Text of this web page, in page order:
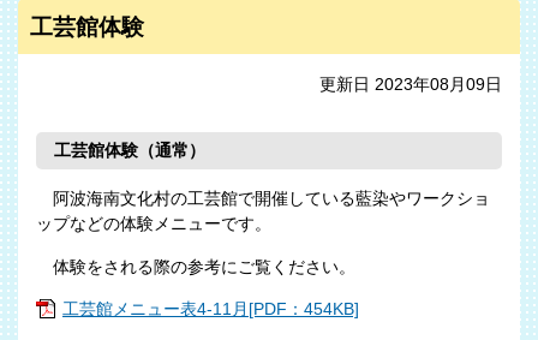
工芸館体験
更新日 2023年08月09日
工芸館体験（通常）
阿波海南文化村の工芸館で開催している藍染やワークショ
ップなどの体験メニューです。
体験をされる際の参考にご覧ください。
工芸館メニュー表4-11月[PDF：454KB]